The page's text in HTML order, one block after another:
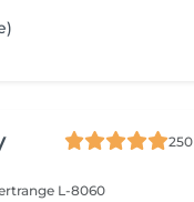
250
L-8060